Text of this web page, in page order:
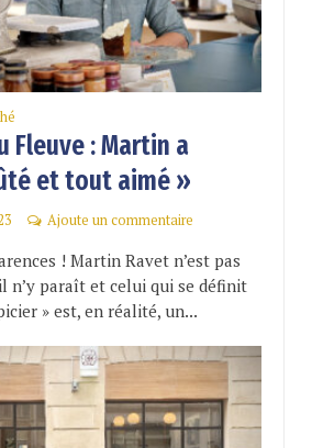
Fleuve : Martin a
et tout aimé »
Ajoute un commentaire
! Martin Ravet n’est pas
n’y paraît et celui qui se définit
» est, en réalité, un...